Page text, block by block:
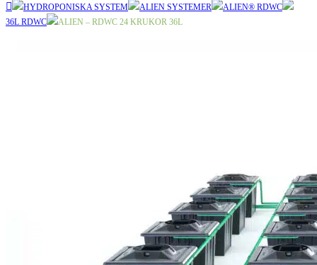
HYDROPONISKA SYSTEM ALIEN SYSTEMER
ALIEN® RDWC
36L RDWC
ALIEN – RDWC 24 KRUKOR 36L